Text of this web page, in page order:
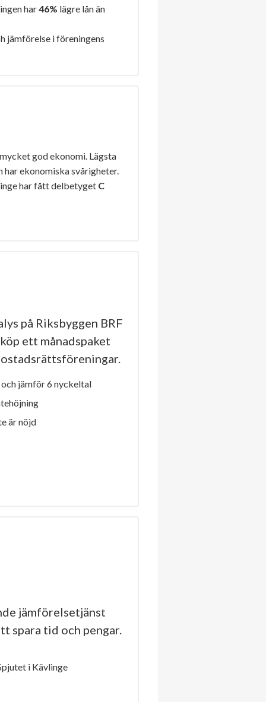
har46% lägre lån än
jämförelse i föreningens
god ekonomi. Lägsta
ekonomiska svårigheter.
har fått delbetyget C
på Riksbyggen BRF
ett månadspaket
jämför 6 nyckeltal
är nöjd
jämförelsetjänst
spara tid och pengar.
i Kävlinge